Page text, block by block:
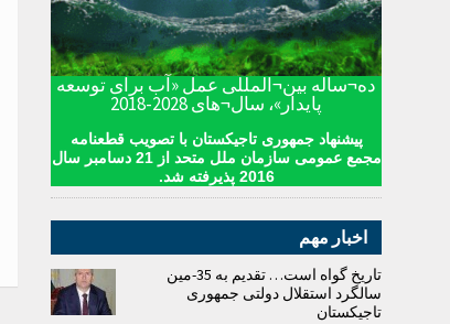
ده¬ساله بین¬المللی عمل «آب برای توسعه
پایدار»، سال¬های 2028-2018
پیشنهاد جمهوری تاجیکستان با تصویب قطعنامه
مجمع عمومی سازمان ملل متحد از 21 دسامبر سال
2016 پذیرفته شد.
اخبار مهم
تاریخ گواه است… تقدیم به 35-مین
سالگرد استقلال دولتی جمهوری
تاجیکستان